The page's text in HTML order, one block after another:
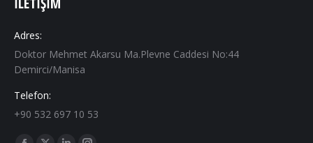
Adres:
Doktor Mehmet Akarsu Ma.Plevne Caddesi No:44
Demirci/Manisa
Telefon:
+90 532 697 10 53
Find us on: